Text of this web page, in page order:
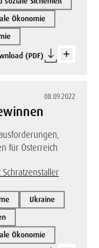
Ökonomie
(PDF)
08.09.2022
für Österreich
Ukraine
Ökonomie